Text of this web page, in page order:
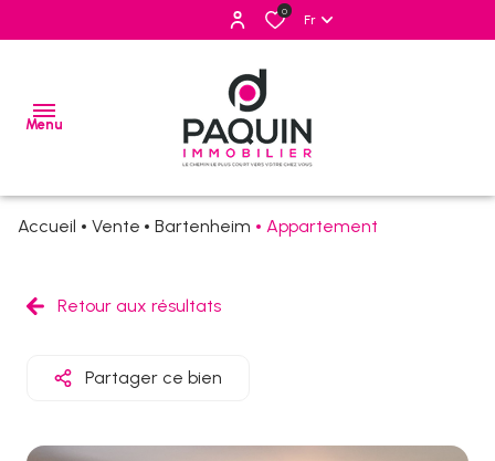
0
Fr
Menu
mail
Accueil Vente Bartenheim Appartement
Retour aux résultats
Partager ce bien